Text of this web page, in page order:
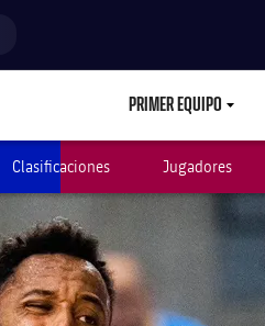
PRIMER EQUIPO
Clasificaciones Jugadores